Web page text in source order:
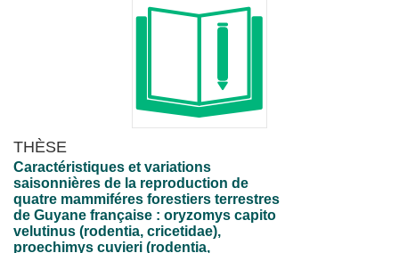
THÈSE
Caractéristiques et variations
saisonnières de la reproduction de
quatre mammiféres forestiers terrestres
de Guyane française : oryzomys capito
velutinus (rodentia, cricetidae),
proechimys cuvieri (rodentia,